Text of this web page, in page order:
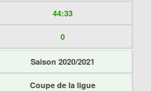
44:33
0
Saison 2020/2021
Coupe de la ligue